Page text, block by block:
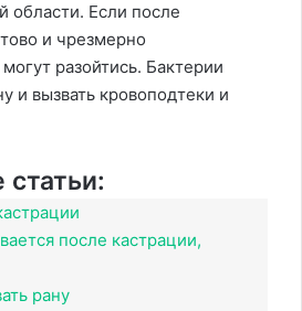
области. Если после
и чрезмерно
разойтись. Бактерии
и вызвать кровоподтеки и
после кастрации,
рану